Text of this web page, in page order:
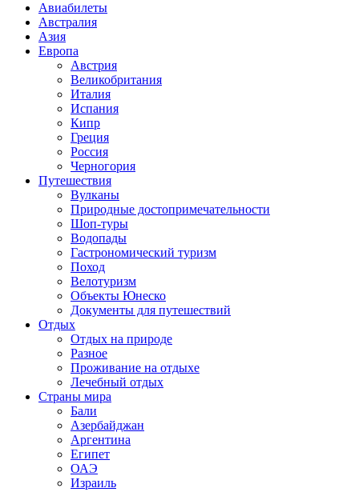
Авиабилеты
Австралия
Азия
Европа
Австрия
Великобритания
Италия
Испания
Кипр
Греция
Россия
Черногория
Путешествия
Вулканы
Природные достопримечательности
Шоп-туры
Водопады
Гастрономический туризм
Поход
Велотуризм
Объекты Юнеско
Документы для путешествий
Отдых
Отдых на природе
Разное
Проживание на отдыхе
Лечебный отдых
Страны мира
Бали
Азербайджан
Аргентина
Египет
ОАЭ
Израиль